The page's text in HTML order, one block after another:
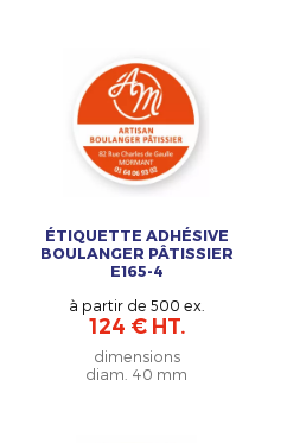
ÉTIQUETTE ADHÉSIVE
BOULANGER PÂTISSIER
E165-4
à partir de 500 ex.
124 € HT.
dimensions
diam. 40 mm